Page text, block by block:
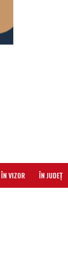
ÎN VIZOR ÎN JUDEȚ